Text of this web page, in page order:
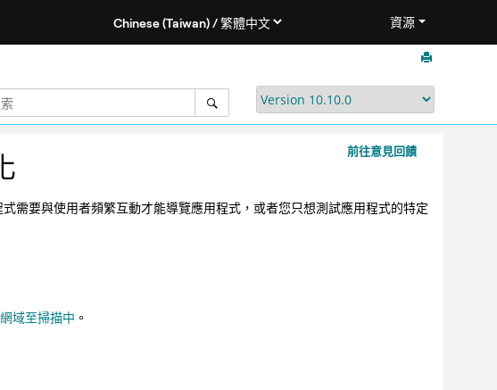
資源
前往意見回饋
需要與使用者頻繁互動才能導覽應用程式，或者您只想測試應用程式的特定
域至掃描中 。